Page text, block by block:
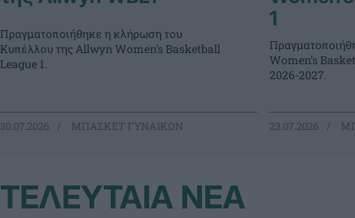
Πραγματοποιήθηκε η κλήρωση του
Κυπέλλου της Allwyn Women’s Basketball
League 1.
30.07.2026 ΜΠΑΣΚΕΤ ΓΥΝΑΙΚΩΝ
1
Women’s
2026-2027.
23.07.2026
ΤΕΛΕΥΤΑΙΑ ΝΕΑ